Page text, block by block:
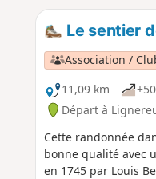
Le sentier
Association /
11,09 km
Départ à
Cette randonnée
bonne qualité avec
en 1745 par Louis